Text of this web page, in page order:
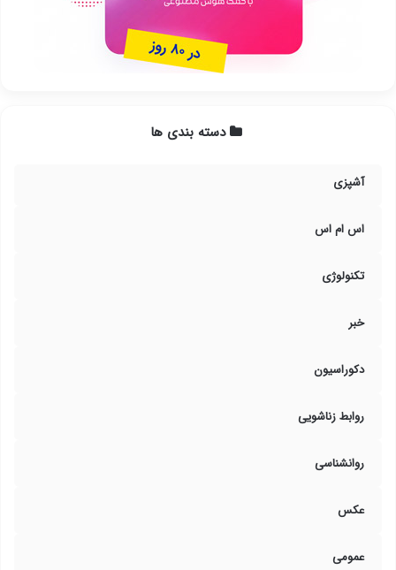
دسته بندی ها
آشپزی
اس ام اس
تکنولوژی
خبر
دکوراسیون
روابط زناشویی
روانشناسی
عکس
عمومی